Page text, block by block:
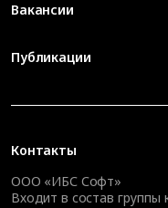
Контакты
ООО «ИБС Софт»
Входит в состав группы
Вакансии
Публикации